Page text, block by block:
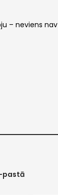
– neviens nav
pastā